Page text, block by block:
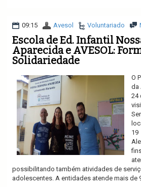
09:15 Avesol Voluntariado
Escola de Ed. Infantil
Aparecida e AVESOL:
Solidariedade
O
da
24
19
possibilitando também atividades de
adolescentes. A entidades atende mais de